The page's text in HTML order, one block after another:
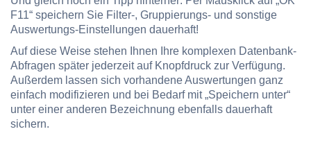
F11“ speichern Sie Filter-, Gruppierungs- und sonstige
Auswertungs-Einstellungen dauerhaft!
Auf diese Weise stehen Ihnen Ihre komplexen Datenbank-
Abfragen später jederzeit auf Knopfdruck zur Verfügung.
Außerdem lassen sich vorhandene Auswertungen ganz
einfach modifizieren und bei Bedarf mit „Speichern unter“
unter einer anderen Bezeichnung ebenfalls dauerhaft
sichern.